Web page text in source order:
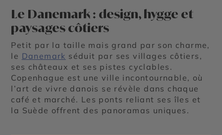
Le Danemark : design, hygge et
paysages côtiers
Petit par la taille mais grand par son charme,
le Danemark séduit par ses villages côtiers,
ses châteaux et ses pistes cyclables.
Copenhague est une ville incontournable, où
l’art de vivre danois se révèle dans chaque
café et marché. Les ponts reliant ses îles et
la Suède offrent des panoramas uniques.